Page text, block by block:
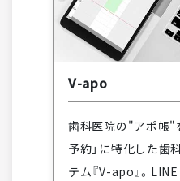
V-apo
歯科医院の"アポ帳"
予約」に特化した歯
テム『V-apo』。